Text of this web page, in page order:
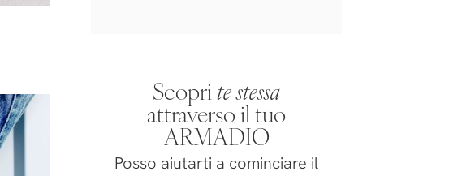
Scopri te stessa
attraverso il tuo
ARMADIO
Posso aiutarti a cominciare il